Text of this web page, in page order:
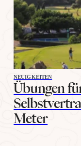
NEUIGKEITEN
Übungen
Meter